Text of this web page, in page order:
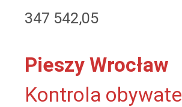
347 542,05
Pieszy Wrocław
Kontrola